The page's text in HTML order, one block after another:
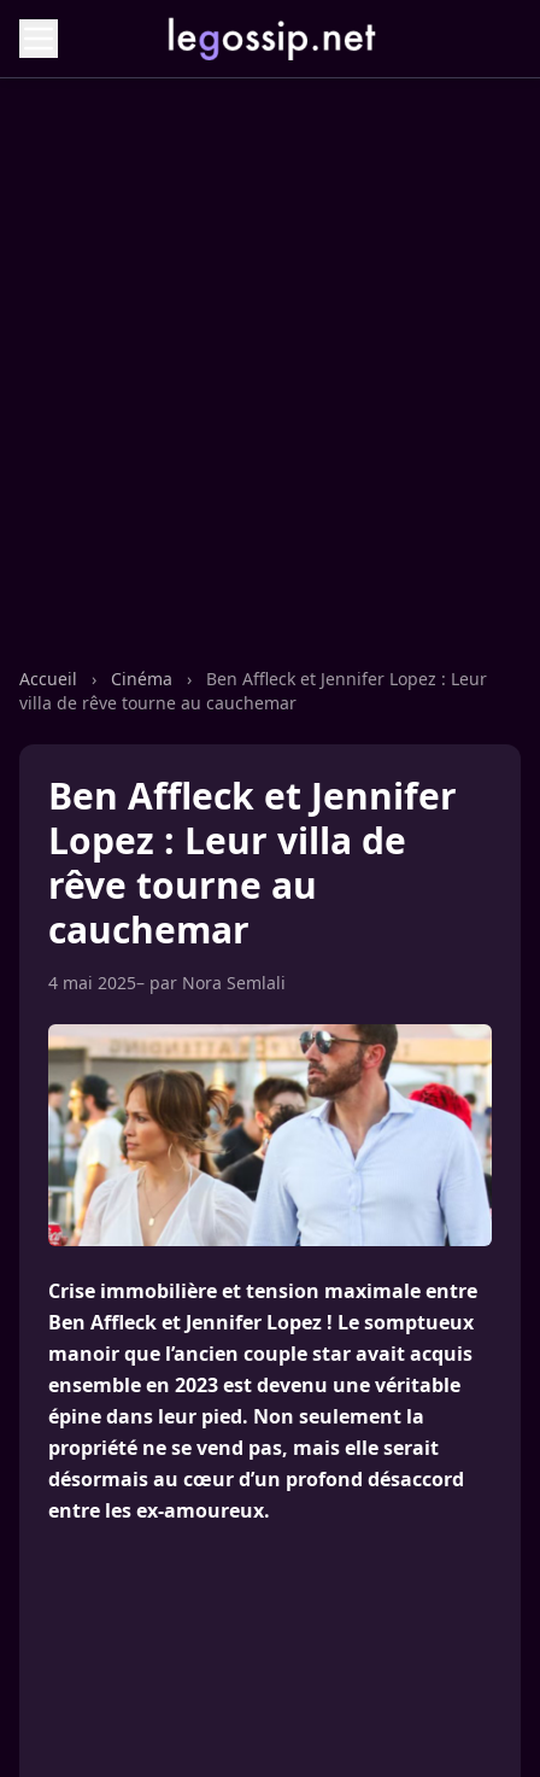
Accueil › Cinéma ›
Ben Affleck et Jennifer Lopez : Leur
villa de rêve tourne au cauchemar
Ben Affleck et Jennifer
Lopez : Leur villa de
rêve tourne au
cauchemar
4 mai 2025– par Nora Semlali
Crise immobilière et tension maximale entre
Ben Affleck et Jennifer Lopez ! Le somptueux
manoir que l’ancien couple star avait acquis
ensemble en 2023 est devenu une véritable
épine dans leur pied. Non seulement la
propriété ne se vend pas, mais elle serait
désormais au cœur d’un profond désaccord
entre les ex-amoureux.